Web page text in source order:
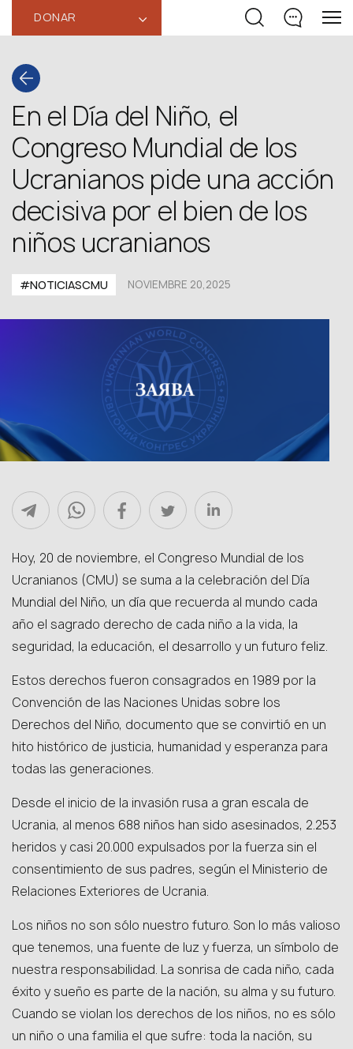
DONAR ‹
En el Día del Niño, el
Congreso Mundial de los
Ucranianos pide una acción
decisiva por el bien de los
niños ucranianos
#NOTICIASCMU NOVIEMBRE 20,2025
Hoy, 20 de noviembre, el Congreso Mundial de los
Ucranianos (CMU) se suma a la celebración del Día
Mundial del Niño, un día que recuerda al mundo cada
año el sagrado derecho de cada niño a la vida, la
seguridad, la educación, el desarrollo y un futuro feliz.
Estos derechos fueron consagrados en 1989 por la
Convención de las Naciones Unidas sobre los
Derechos del Niño, documento que se convirtió en un
hito histórico de justicia, humanidad y esperanza para
todas las generaciones.
Desde el inicio de la invasión rusa a gran escala de
Ucrania, al menos 688 niños han sido asesinados, 2.253
heridos y casi 20.000 expulsados ​​por la fuerza sin el
consentimiento de sus padres, según el Ministerio de
Relaciones Exteriores de Ucrania.
Los niños no son sólo nuestro futuro. Son lo más valioso
que tenemos, una fuente de luz y fuerza, un símbolo de
nuestra responsabilidad. La sonrisa de cada niño, cada
éxito y sueño es parte de la nación, su alma y su futuro.
Cuando se violan los derechos de los niños, no es sólo
un niño o una familia el que sufre: toda la nación, su